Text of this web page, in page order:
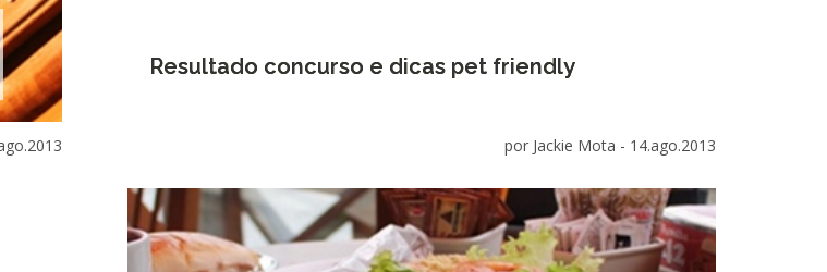
Resultado concurso e dicas pet friendly
por Jackie Mota - 14.ago.2013